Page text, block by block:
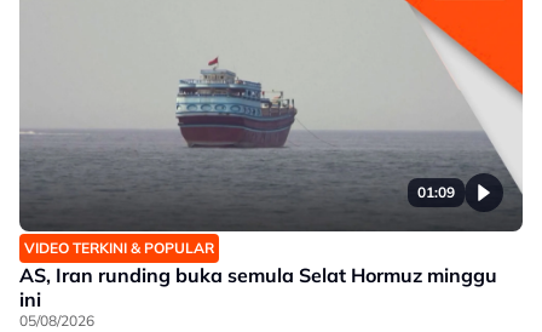
01:09
VIDEO TERKINI & POPULAR
AS, Iran runding buka semula Selat Hormuz minggu
ini
05/08/2026